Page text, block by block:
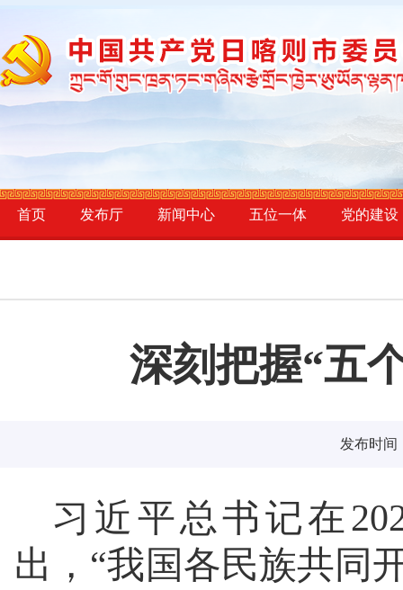
首页 发布厅 新闻中心 五位一体 党的建设
深刻把握“五
发布时间
习近平总书记在
出，“我国各民族共同